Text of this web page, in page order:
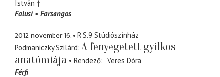
István †
Falusi
Farsangos
2012. november 16.
R.S.9 Stúdiószínház
Podmaniczky Szilárd A fenyegetett gyilkos
anatómiája
Rendező
Veres Dóra
Férfi